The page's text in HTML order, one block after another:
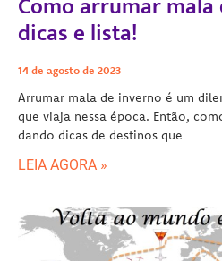
dicas e lista!
14 de agosto de 2023
Arrumar mala de inverno é um
que viaja nessa época. Então,
dando dicas de destinos que
LEIA AGORA »